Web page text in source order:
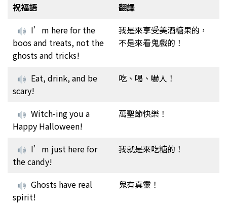
祝福語
翻譯
I’m here for the
boos and treats, not the
ghosts and tricks!
我是來享受美酒糖果的，
不是來看鬼戲的！
Eat, drink, and be
scary!
吃、喝、嚇人！
Witch-ing you a
Happy Halloween!
萬聖節快樂！
I’m just here for
the candy!
我就是來吃糖的！
Ghosts have real
spirit!
鬼有真靈！